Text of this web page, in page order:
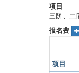
项目
三阶、二
报名费
项目